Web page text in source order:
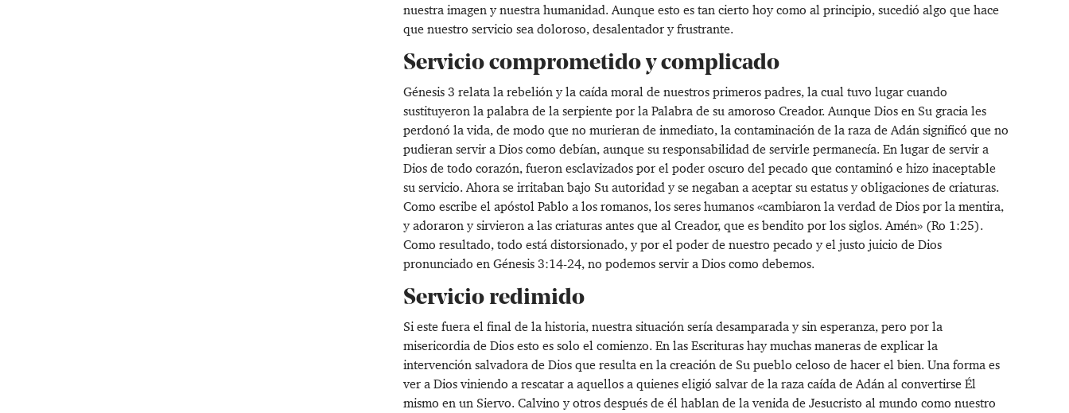
nuestra imagen y nuestra humanidad. Aunque esto es tan cierto hoy como al principio, sucedió algo que hace
que nuestro servicio sea doloroso, desalentador y frustrante.
Servicio comprometido y complicado
Génesis 3 relata la rebelión y la caída moral de nuestros primeros padres, la cual tuvo lugar cuando
sustituyeron la palabra de la serpiente por la Palabra de su amoroso Creador. Aunque Dios en Su gracia les
perdonó la vida, de modo que no murieran de inmediato, la contaminación de la raza de Adán significó que no
pudieran servir a Dios como debían, aunque su responsabilidad de servirle permanecía. En lugar de servir a
Dios de todo corazón, fueron esclavizados por el poder oscuro del pecado que contaminó e hizo inaceptable
su servicio. Ahora se irritaban bajo Su autoridad y se negaban a aceptar su estatus y obligaciones de criaturas.
Como escribe el apóstol Pablo a los romanos, los seres humanos «cambiaron la verdad de Dios por la mentira,
y adoraron y sirvieron a las criaturas antes que al Creador, que es bendito por los siglos. Amén» (Ro 1:25).
Como resultado, todo está distorsionado, y por el poder de nuestro pecado y el justo juicio de Dios
pronunciado enGénesis 3:14-24, no podemos servir a Dios como debemos.
Servicio redimido
Si este fuera el final de la historia, nuestra situación sería desamparada y sin esperanza, pero por la
misericordia de Dios esto es solo el comienzo. En las Escrituras hay muchas maneras de explicar la
intervención salvadora de Dios que resulta en la creación de Su pueblo celoso de hacer el bien. Una forma es
ver a Dios viniendo a rescatar a aquellos a quienes eligió salvar de la raza caída de Adán al convertirse Él
mismo en un Siervo. Calvino y otros después de él hablan de la venida de Jesucristo al mundo como nuestro